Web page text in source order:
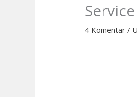
4 Komentar /